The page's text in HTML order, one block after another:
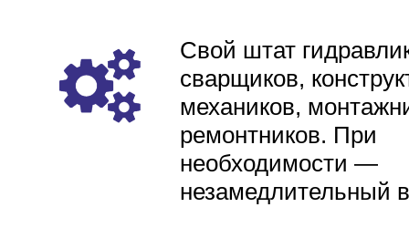
Свой штат
сварщиков,
механиков,
ремонтников. При
необходимости —
незамедлительный